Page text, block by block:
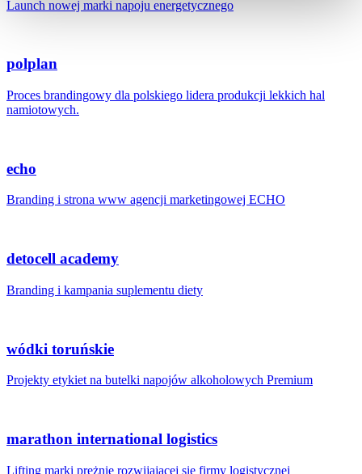
Launch nowej marki napoju energetycznego
polplan
Proces brandingowy dla polskiego lidera produkcji lekkich hal
namiotowych.
echo
Branding i strona www agencji marketingowej ECHO
detocell academy
Branding i kampania suplementu diety
wódki toruńskie
Projekty etykiet na butelki napojów alkoholowych Premium
marathon international logistics
Lifting marki prężnie rozwijającej się firmy logistycznej